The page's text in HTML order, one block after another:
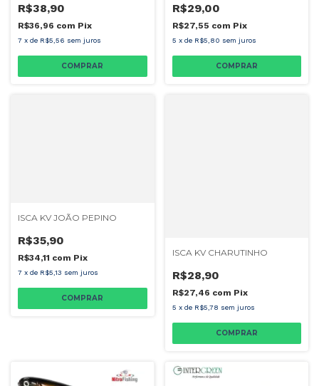
R$38,90
R$36,96 com Pix
7 x de R$5,56 sem juros
COMPRAR
R$29,00
R$27,55 com Pix
5 x de R$5,80 sem juros
COMPRAR
ISCA KV JOÃO PEPINO
R$35,90
R$34,11 com Pix
7 x de R$5,13 sem juros
COMPRAR
ISCA KV CHARUTINHO
R$28,90
R$27,46 com Pix
5 x de R$5,78 sem juros
COMPRAR